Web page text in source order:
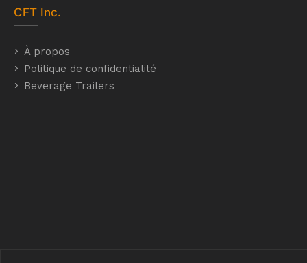
CFT Inc.
À propos
Politique de confidentialité
Beverage Trailers